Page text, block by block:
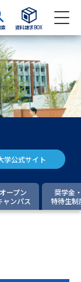
索 資料請求BOX
検索
フ
テスト利用選抜の
学公式サイト
オープン
ャンパス
奨学金
特待生制